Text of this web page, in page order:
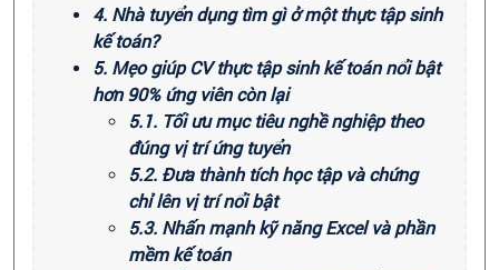
4. Nhà tuyển dụng tìm gì ở một thực tập sinh
kế toán?
5. Mẹo giúp CV thực tập sinh kế toán nổi bật
hơn 90% ứng viên còn lại
5.1. Tối ưu mục tiêu nghề nghiệp theo
đúng vị trí ứng tuyển
5.2. Đưa thành tích học tập và chứng
chỉ lên vị trí nổi bật
5.3. Nhấn mạnh kỹ năng Excel và phần
mềm kế toán